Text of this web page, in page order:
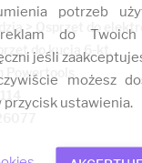
> Osprzęt do
do kucia 6-kt.
Powertools
potrzeb
do Twoich
jeśli
możesz
przycisk ustawienia.